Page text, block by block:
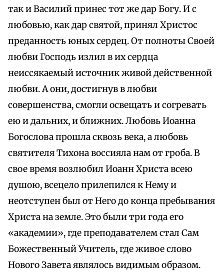
так и Василий принес тот же дар Богу. И с
любовью, как дар святой, принял Христос
преданность юных сердец. От полноты Своей
любви Господь излил в их сердца
неиссякаемый источник живой действенной
любви. А они, достигнув в любви
совершенства, смогли освещать и согревать
ею и дальних, и ближних. Любовь Иоанна
Богослова прошла сквозь века, а любовь
святителя Тихона воссияла нам от гроба. В
свое время возлюбил Иоанн Христа всею
душою, всецело прилепился к Нему и
неотступен был от Него до конца пребывания
Христа на земле. Это были три года его
«академии», где преподавателем стал Сам
Божественный Учитель, где живое слово
Нового Завета являлось видимым образом.